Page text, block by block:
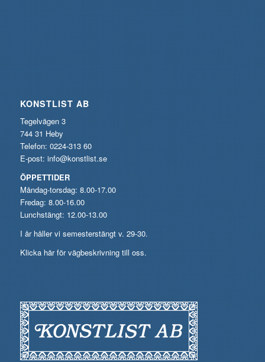
KONSTLIST AB
Tegelvägen 3
744 31 Heby
Telefon: 0224-313 60
E-post: info@konstlist.se
ÖPPETTIDER
Måndag-torsdag: 8.00-17.00
Fredag: 8.00-16.00
Lunchstängt: 12.00-13.00
I år håller vi semesterstängt v. 29-30.
Klicka här för vägbeskrivning till oss.